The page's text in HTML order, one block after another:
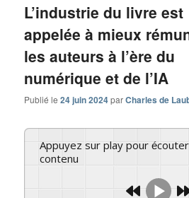
L’industrie du livre est
appelée à mieux
les auteurs à l’ère du
numérique et de l’IA
Publié le24 juin 2024parCharles de
Appuyez sur play pour écouter ce
contenu